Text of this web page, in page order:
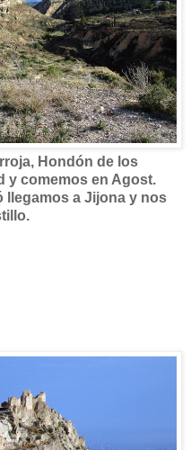
Hondón de los
y comemos en Agost.
llegamos a Jijona y nos